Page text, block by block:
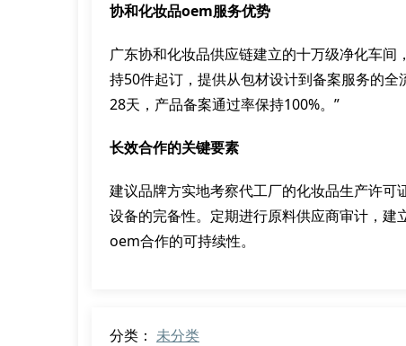
协和化妆品oem服务优势
广东协和化妆品供应链建立的十万级净化车
持50件起订，提供从包材设计到备案服务的
28天，产品备案通过率保持100%。”
长效合作的关键要素
建议品牌方实地考察代工厂的化妆品生产许
设备的完备性。定期进行原料供应商审计，
oem合作的可持续性。
分类： 未分类